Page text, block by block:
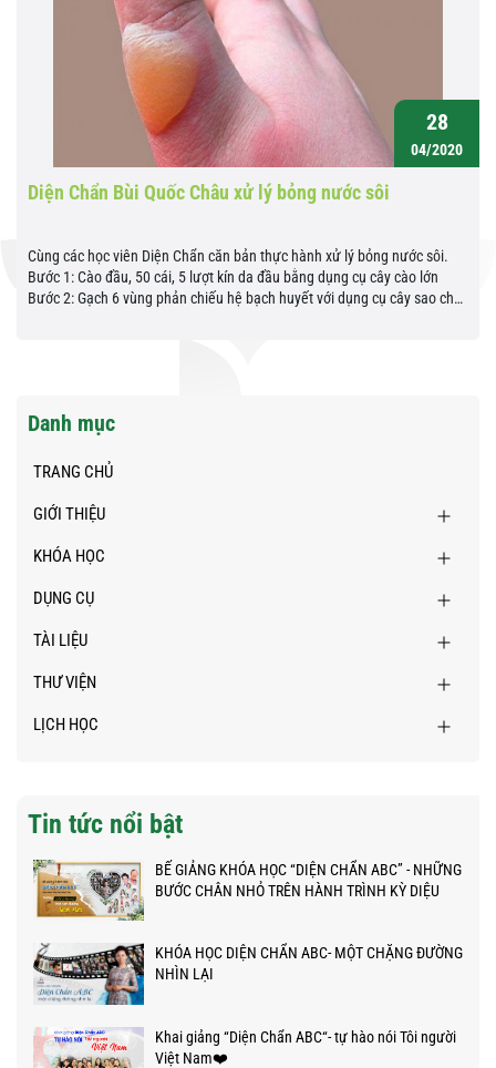
28
04/2020
Diện Chẩn Bùi Quốc Châu xử lý bỏng nước sôi
Cùng các học viên Diện Chẩn căn bản thực hành xử lý bỏng nước sôi.
Bước 1: Cào đầu, 50 cái, 5 lượt kín da đầu bằng dụng cụ cây cào lớn
Bước 2: Gạch 6 vùng phản chiếu hệ bạch huyết với dụng cụ cây sao chổi
Danh mục
TRANG CHỦ
GIỚI THIỆU
KHÓA HỌC
DỤNG CỤ
TÀI LIỆU
THƯ VIỆN
LỊCH HỌC
Tin tức nổi bật
BẾ GIẢNG KHÓA HỌC “DIỆN CHẨN ABC” - NHỮNG
BƯỚC CHÂN NHỎ TRÊN HÀNH TRÌNH KỲ DIỆU
KHÓA HỌC DIỆN CHẨN ABC- MỘT CHẶNG ĐƯỜNG
NHÌN LẠI
Khai giảng “Diện Chẩn ABC“- tự hào nói Tôi người
Việt Nam❤️